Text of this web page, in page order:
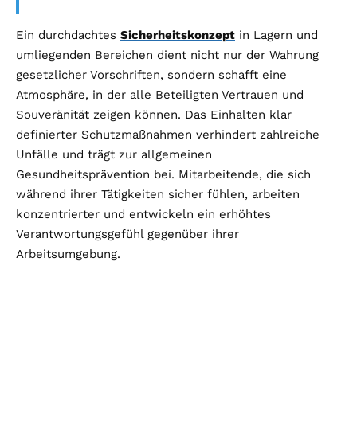
Ein durchdachtes Sicherheitskonzept in Lagern und
umliegenden Bereichen dient nicht nur der Wahrung
gesetzlicher Vorschriften, sondern schafft eine
Atmosphäre, in der alle Beteiligten Vertrauen und
Souveränität zeigen können. Das Einhalten klar
definierter Schutzmaßnahmen verhindert zahlreiche
Unfälle und trägt zur allgemeinen
Gesundheitsprävention bei. Mitarbeitende, die sich
während ihrer Tätigkeiten sicher fühlen, arbeiten
konzentrierter und entwickeln ein erhöhtes
Verantwortungsgefühl gegenüber ihrer
Arbeitsumgebung.